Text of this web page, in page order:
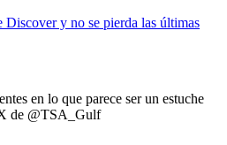
y no se pierda las últimas
en lo que parece ser un estuche
de @TSA_Gulf